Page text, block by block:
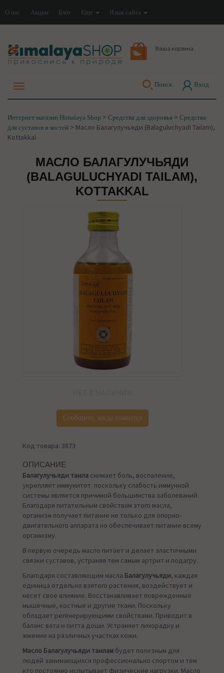
О нас Акции Блог Еще Язык сайта
Ваша корзина
Поиск Вход
Интернет магазин Himalaya Shop > Средства для здоровья > Средства
для суставов и костей > Масло Балагулучьяди (Balaguluchyadi Tailam),
Kottakkal
МАСЛО БАЛАГУЛУЧЬЯДИ
(BALAGULUCHYADI TAILAM),
KOTTAKKAL
Сообщите, когда появится
Код товара: 3873
ОПИСАНИЕ
Балагулучьяди таила снимает боль, воспаление,
укрепляет иммунитет. поскольку слабость иммунной
системы является причиной большинства заболеваний.
Благодаря питательным свойствам этого масла,
организм получает питание не только для опорно-
двигательного аппарата но обеспечивает питание всему
организму.
В первую очередь масло питает и делает эластичными
связки суставов, устраняя тем самым артрит и подагру.
Благодаря составляющим масла Балагулучьяди, каждая
единица отдельно взятого растения, воздействует и
несет свое влияние. Восстанавливает поврежденные
мышечные, костные и другие ткани. Поскольку
обладает регенерирующими свойствами. Приводит в
баланс вата и питта доши. Устраняет лихорадку и
жжение на различных участках кожи.
Масло Балагулучьяди таилам будет полезным для
людей занимающихся профессионально спортом и тем
кто постоянно испытывает физические нагрузки. Масло